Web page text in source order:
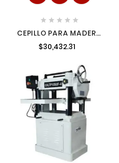
    
CEPILLO PARA MADERA
MOLDURADOR 13" 2 HP
1 FASE 220 VOLTS
MACHINERY
CALM206W
$30,432.31